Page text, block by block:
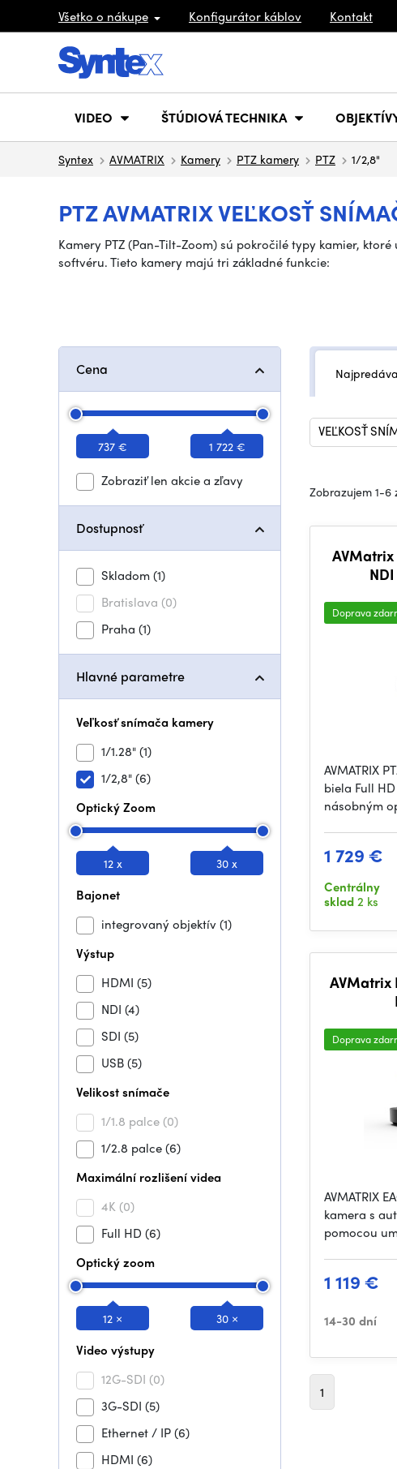
Všetko o nákupe Konfigurátor káblov Kontakt
VIDEO ŠTÚDIOVÁ TECHNIKA
Syntex AVMATRIX Kamery PTZ kamery PTZ 1/2,8"
PTZ AVMATRIX VEĽKOSŤ
Kamery PTZ (Pan-Tilt-Zoom) sú pokročilé typy kamier,
softvéru. Tieto kamery majú tri základné funkcie:
Cena
737 € 1 722 €
Zobraziť len akcie a zľavy
Dostupnosť
Skladom(1)
Bratislava (0)
Praha (1)
Hlavné parametre
Veľkosť snímača kamery
1/1.28"(1)
1/2,8"(6)
Optický Zoom
12 x 30 x
Bajonet
integrovaný objektív(1)
Výstup
HDMI (5)
NDI (4)
SDI (5)
USB(5)
Velikost snímače
1/1.8 palce (0)
1/2.8 palce(6)
Maximální rozlišení videa
4K (0)
Full HD (6)
Optický zoom
12 × 30 ×
Video výstupy
12G-SDI (0)
3G-SDI (5)
Ethernet / IP(6)
HDMI (6)
VEĽKOSŤ
Zobrazujem 1-6
AVMatrix
Doprava
AVMATRIX
biela Full
násobným
1 729 €
Centrálny
sklad2 ks
AVMatrix
Doprava
AVMATRIX
kamera s
pomocou
1 119 €
14-30 dní
1